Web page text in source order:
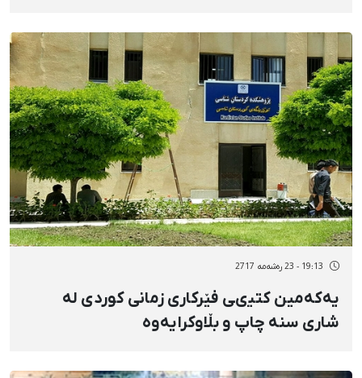
19:13 - 23 رەشەمه 2717
یەکەمین کتیىی فێرکاری زمانی کوردی لە
شاری سنە چاپ و بڵاوکرایەوە